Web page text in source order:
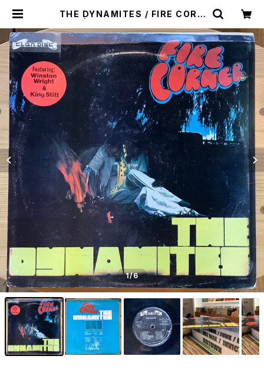
THE DYNAMITES / FIRE CORN
1/6